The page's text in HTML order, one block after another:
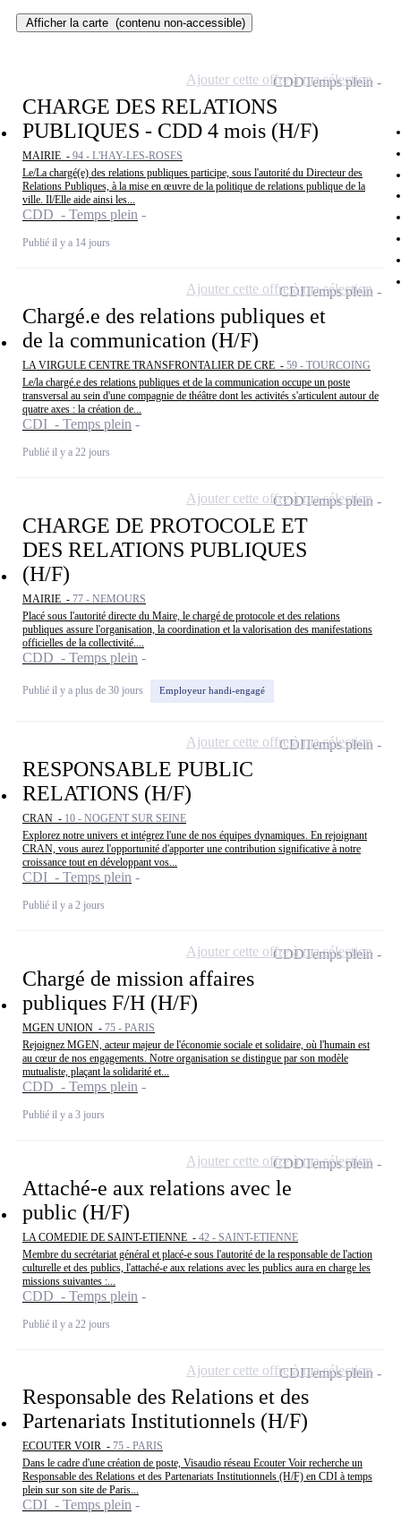
Afficher la carte (contenu non-accessible)
CHARGE DES RELATIONS
PUBLIQUES - CDD 4 mois (H/F)
MAIRIE - 94 - L'HAY-LES-ROSES
Le/La chargé(e) des relations publiques participe, sous l'autorité du Directeur des
Relations Publiques, à la mise en œuvre de la politique de relations publique de la
ville. Il/Elle aide ainsi les...
CDD - Temps plein
Publié il y a 14 jours
CDDTemps plein
Ajouter cette offre à ma sélection
Chargé.e des relations publiques et
de la communication (H/F)
LA VIRGULE CENTRE TRANSFRONTALIER DE CRE - 59 - TOURCOING
Le/la chargé.e des relations publiques et de la communication occupe un poste
transversal au sein d'une compagnie de théâtre dont les activités s'articulent autour de
quatre axes : la création de...
CDI - Temps plein
Publié il y a 22 jours
CDITemps plein
Ajouter cette offre à ma sélection
CHARGE DE PROTOCOLE ET
DES RELATIONS PUBLIQUES
(H/F)
MAIRIE - 77 - NEMOURS
Placé sous l'autorité directe du Maire, le chargé de protocole et des relations
publiques assure l'organisation, la coordination et la valorisation des manifestations
officielles de la collectivité....
CDD - Temps plein
Publié il y a plus de 30 jours Employeur handi-engagé
CDDTemps plein
Ajouter cette offre à ma sélection
RESPONSABLE PUBLIC
RELATIONS (H/F)
CRAN - 10 - NOGENT SUR SEINE
Explorez notre univers et intégrez l'une de nos équipes dynamiques. En rejoignant
CRAN, vous aurez l'opportunité d'apporter une contribution significative à notre
croissance tout en développant vos...
CDI - Temps plein
Publié il y a 2 jours
CDITemps plein
Ajouter cette offre à ma sélection
Chargé de mission affaires
publiques F/H (H/F)
MGEN UNION - 75 - PARIS
Rejoignez MGEN, acteur majeur de l'économie sociale et solidaire, où l'humain est
au cœur de nos engagements. Notre organisation se distingue par son modèle
mutualiste, plaçant la solidarité et...
CDD - Temps plein
Publié il y a 3 jours
CDDTemps plein
Ajouter cette offre à ma sélection
Attaché-e aux relations avec le
public (H/F)
LA COMEDIE DE SAINT-ETIENNE - 42 - SAINT-ETIENNE
Membre du secrétariat général et placé-e sous l'autorité de la responsable de l'action
culturelle et des publics, l'attaché-e aux relations avec les publics aura en charge les
missions suivantes :...
CDD - Temps plein
Publié il y a 22 jours
CDDTemps plein
Ajouter cette offre à ma sélection
Responsable des Relations et des
Partenariats Institutionnels (H/F)
ECOUTER VOIR - 75 - PARIS
Dans le cadre d'une création de poste, Visaudio réseau Ecouter Voir recherche un
Responsable des Relations et des Partenariats Institutionnels (H/F) en CDI à temps
plein sur son site de Paris...
CDI - Temps plein
CDITemps plein
Ajouter cette offre à ma sélection